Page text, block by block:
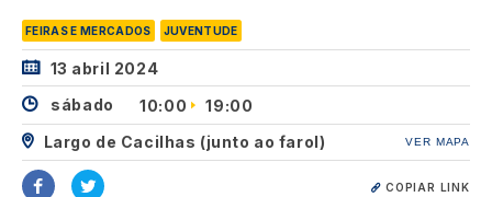
FEIRAS E MERCADOS JUVENTUDE
13 abril 2024
sábado
10:00
19:00
Largo de Cacilhas (junto ao farol)
VER MAPA
COPIAR LINK